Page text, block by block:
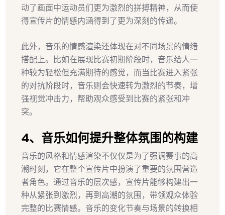
动了画面中运动员们更为激烈的拼搏精神，从而使
得宣传片的情感内涵得到了更为深刻的传递。
此外，音乐的情感渲染还体现在对不同场景的情绪
搭配上。比如在展现比赛初期阶段时，音乐给人一
种较为轻松但充满期待的感觉，而当比赛进入紧张
的对抗阶段时，音乐则会快速转为激烈的节奏，增
强视觉冲击力，帮助观众感受到比赛的紧张和冲
突。
4、音乐如何提升整体氛围的构建
音乐的风格和情感渲染不仅仅是为了强调赛事的高
潮时刻，它在整个宣传片中扮演了重要的氛围营造
者角色。通过音乐的层次感，宣传片能够构建出一
种从紧张到激烈，再到高潮的氛围，带领观众体验
完整的比赛情感。音乐的变化节奏与场景的转换相